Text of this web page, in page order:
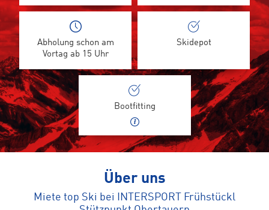
Abholung schon am
Vortag ab 15 Uhr
Skidepot
Bootfitting
Über uns
Miete top Ski bei INTERSPORT Frühstückl